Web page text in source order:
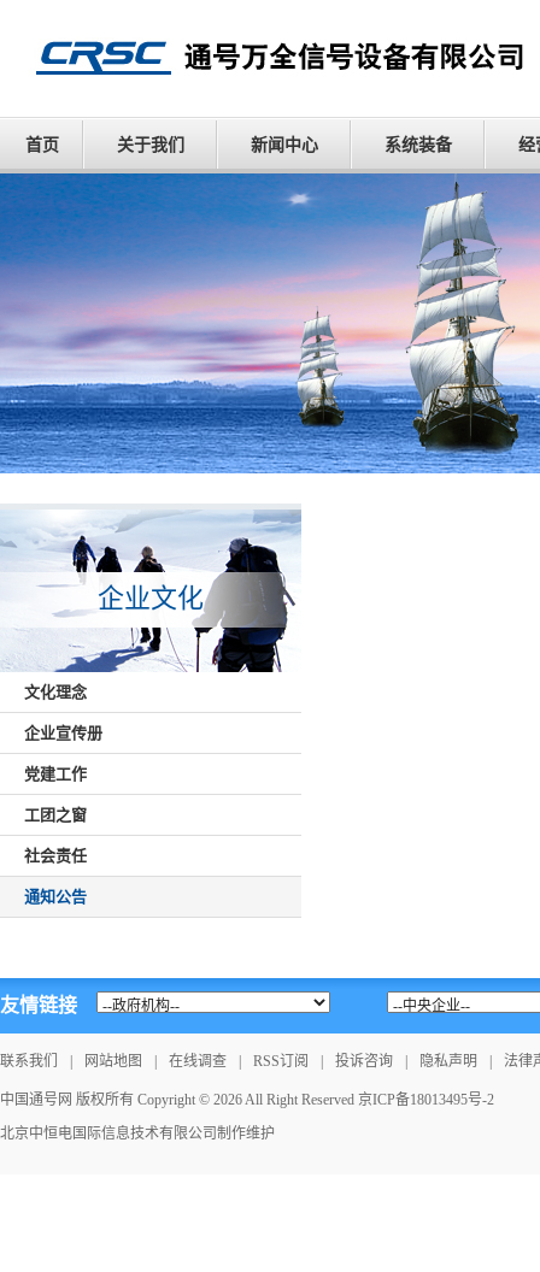
首页 关于我们 新闻中心 系统装备 经
企业文化
文化理念
企业宣传册
党建工作
工团之窗
社会责任
通知公告
友情链接
联系我们 网站地图 在线调查 RSS订阅 投诉咨询 隐私声明 法律
中国通号网 版权所有 Copyright © 2026 All Right Reserved 京ICP备18013495号-2
北京中恒电国际信息技术有限公司 制作维护